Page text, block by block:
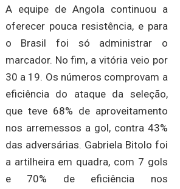
A equipe de Angola continuou a
oferecer pouca resistência, e para
o Brasil foi só administrar o
marcador. No fim, a vitória veio por
30 a 19. Os números comprovam a
eficiência do ataque da seleção,
que teve 68% de aproveitamento
nos arremessos a gol, contra 43%
das adversárias. Gabriela Bitolo foi
a artilheira em quadra, com 7 gols
e 70% de eficiência nos